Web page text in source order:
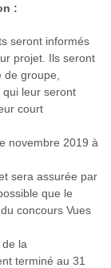
:
seront informés
projet. Ils seront
groupe,
qui leur seront
court
novembre 2019 à
sera assurée par
que le
concours Vues
la
terminé au 31